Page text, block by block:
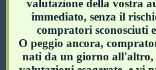
valutazione della vostra
immediato, senza il
compratori sconosciuti
O peggio ancora,
nati da un giorno all'altro,